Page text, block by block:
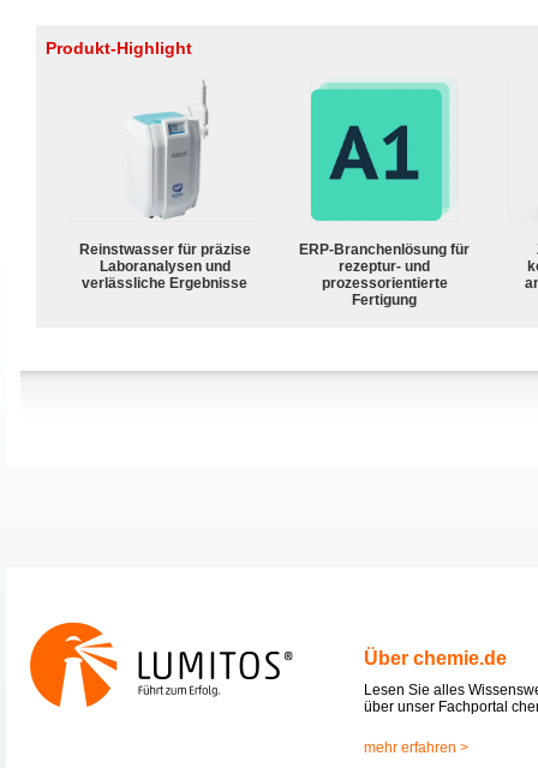
Produkt-Highlight
Reinstwasser für präzise
Laboranalysen und
verlässliche Ergebnisse
ERP-Branchenlösung für
rezeptur- und
prozessorientierte
Fertigung
Über chemie.de
Lesen Sie alles
über unser Fachportal
mehr erfahren >